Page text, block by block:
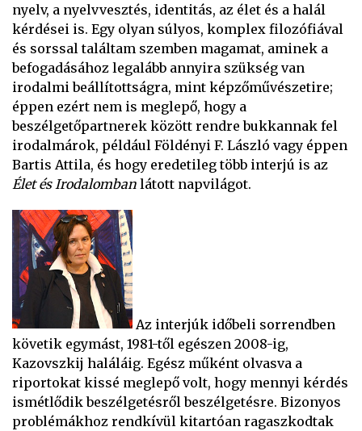
nyelv, a nyelvvesztés, identitás, az élet és a halál
kérdései is. Egy olyan súlyos, komplex filozófiával
és sorssal találtam szemben magamat, aminek a
befogadásához legalább annyira szükség van
irodalmi beállítottságra, mint képzőművészetire;
éppen ezért nem is meglepő, hogy a
beszélgetőpartnerek között rendre bukkannak fel
irodalmárok, például Földényi F. László vagy éppen
Bartis Attila, és hogy eredetileg több interjú is az
Élet és Irodalomban látott napvilágot.
Az interjúk időbeli sorrendben
követik egymást, 1981-től egészen 2008-ig,
Kazovszkij haláláig. Egész műként olvasva a
riportokat kissé meglepő volt, hogy mennyi kérdés
ismétlődik beszélgetésről beszélgetésre. Bizonyos
problémákhoz rendkívül kitartóan ragaszkodtak